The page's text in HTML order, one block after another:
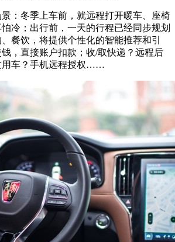
冬季上车前，就远程打开暖车、座椅
冷；出行前，一天的行程已经同步规划
餐饮，将提供个性化的智能推荐和引
，直接账户扣款；收/取快递？远程后
用车？手机远程授权……